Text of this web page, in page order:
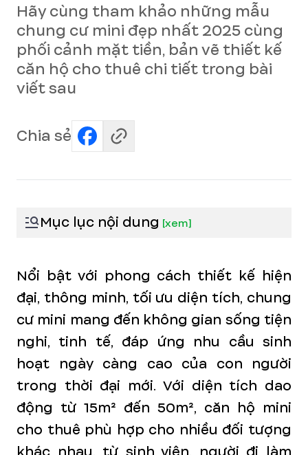
Hãy cùng tham khảo những mẫu
chung cư mini đẹp nhất 2025 cùng
phối cảnh mặt tiền, bản vẽ thiết kế
căn hộ cho thuê chi tiết trong bài
viết sau
Chia sẻ
Mục lục nội dung [xem]
Nổi bật với phong cách thiết kế hiện
đại, thông minh, tối ưu diện tích, chung
cư mini mang đến không gian sống tiện
nghi, tinh tế, đáp ứng nhu cầu sinh
hoạt ngày càng cao của con người
trong thời đại mới. Với diện tích dao
động từ 15m² đến 50m², căn hộ mini
cho thuê phù hợp cho nhiều đối tượng